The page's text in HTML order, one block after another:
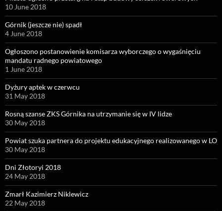
10 June 2018
Górnik (jeszcze nie) spadł
4 June 2018
Ogłoszono postanowienie komisarza wyborczego o wygaśnięciu
mandatu radnego powiatowego
1 June 2018
Dyżury aptek w czerwcu
31 May 2018
Rosną szanse ZKS Górnika na utrzymanie się w IV lidze
30 May 2018
Powiat szuka partnera do projektu edukacyjnego realizowanego w LO
30 May 2018
Dni Złotoryi 2018
24 May 2018
Zmarł Kazimierz Niklewicz
22 May 2018